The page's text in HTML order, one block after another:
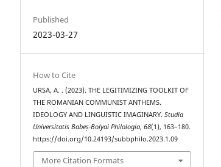
Published
2023-03-27
How to Cite
URSA, A. . (2023). THE LEGITIMIZING TOOLKIT OF
THE ROMANIAN COMMUNIST ANTHEMS.
IDEOLOGY AND LINGUISTIC IMAGINARY.Studia
Universitatis Babeș-Bolyai Philologia,68(1), 163–180.
https://doi.org/10.24193/subbphilo.2023.1.09
More Citation Formats